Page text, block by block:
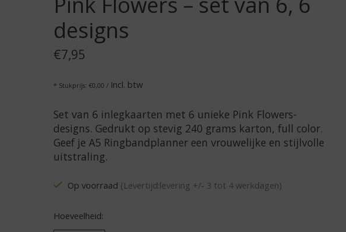
designs
€7,95
* Stukprijs: €0,00 / Incl. btw
Set van 6 inlegkaarten met 6 unieke Pink Flowers-
designs. Gedrukt op stevig 240 grams karton, full color.
Geef je A5 Ringbandplanner een vrouwelijke en stijlvolle
uitstraling.
Op voorraad (Levertijd:levering +/- 3 tot 4 werkdagen)
Hoeveelheid: